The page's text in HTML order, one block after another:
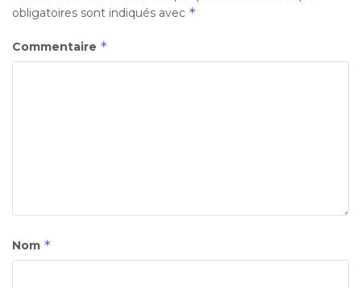
obligatoires sont indiqués avec *
Commentaire *
Nom *